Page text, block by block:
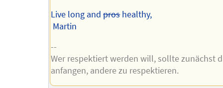
Live long andproshealthy,
Martin
--
Wer respektiert werden will, sollte zunächst
anfangen, andere zu respektieren.